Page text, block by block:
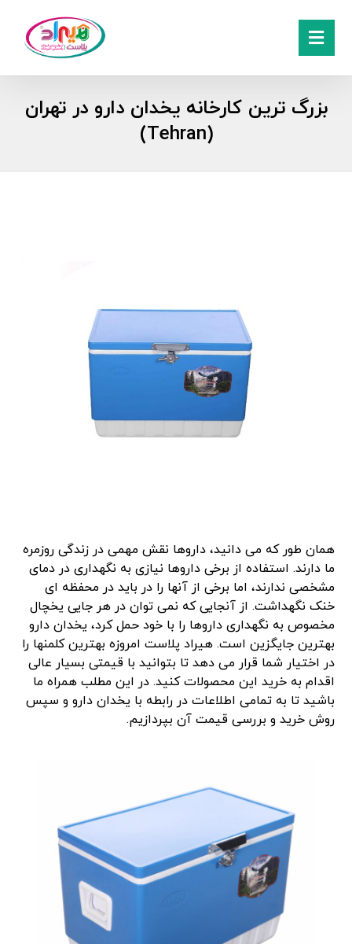
بزرگ ترین کارخانه یخدان دارو در تهران
(Tehran)
همان طور که می دانید، داروها نقش مهمی در زندگی روزمره
ما دارند. استفاده از برخی داروها نیازی به نگهداری در دمای
مشخصی ندارند، اما برخی از آنها را در باید در محفظه ای
خنک نگهداشت. از آنجایی که نمی توان در هر جایی یخچال
مخصوص به نگهداری داروها را با خود حمل کرد، یخدان دارو
بهترین جایگزین است. هیراد پلاست امروزه بهترین کلمنها را
در اختیار شما قرار می دهد تا بتوانید با قیمتی بسیار عالی
اقدام به خرید این محصولات کنید. در این مطلب همراه ما
باشید تا به تمامی اطلاعات در رابطه با یخدان دارو و سپس
روش خرید و بررسی قیمت آن بپردازیم.